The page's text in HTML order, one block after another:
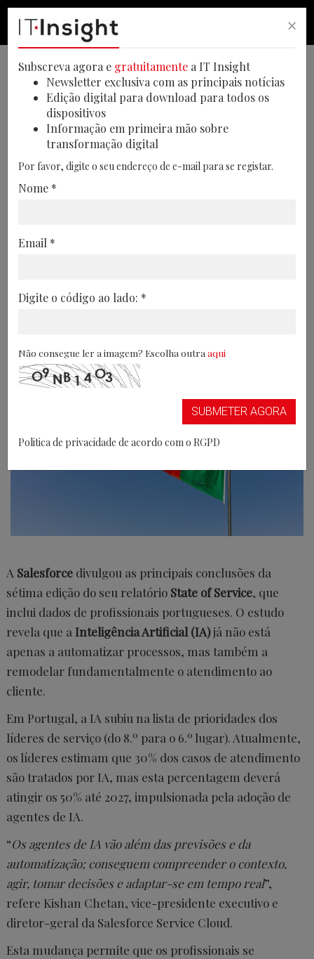
IA vai assumir 50% dos
atendimentos ao cliente em
Portugal até 2027
a expectativa de chegar aos 50%, os líderes
tecnologia como chave para reduzir
custos, aumentar a satisfação do cliente e
30/11/2025
A Salesforce divulgou as principais conclusões da
sétima edição do seu relatório State of Service, que
inclui dados de profissionais portugueses. O estudo
revela que a Inteligência Artificial (IA)já não está
apenas a automatizar processos, mas também a
remodelar fundamentalmente o atendimento ao
cliente.
Em Portugal, a IA subiu na lista de prioridades dos
líderes de serviço (do 8.º para o 6.º lugar). Atualmente,
os líderes estimam que 30% dos casos de atendimento
são tratados por IA, mas esta percentagem deverá
atingir os 50% até 2027, impulsionada pela adoção de
agentes de IA.
“Os agentes de IA vão além das previsões e da
automatização; conseguem compreender o contexto,
agir, tomar decisões e adaptar-se em tempo real”,
refere Kishan Chetan, vice-presidente executivo e
diretor-geral da Salesforce Service Cloud.
Esta mudança permite que os profissionais se
×
Subscreva agora e gratuitamente a IT Insight
Newsletter exclusiva com as principais notícias
Edição digital para download para todos os
dispositivos
Informação em primeira mão sobre
transformação digital
Por favor, digite o seu endereço de e-mail para se registar.
Nome *
Email *
Digite o código ao lado: *
Não consegue ler a imagem? Escolha outra aqui
SUBMETER AGORA
Politica de privacidade de acordo com o RGPD